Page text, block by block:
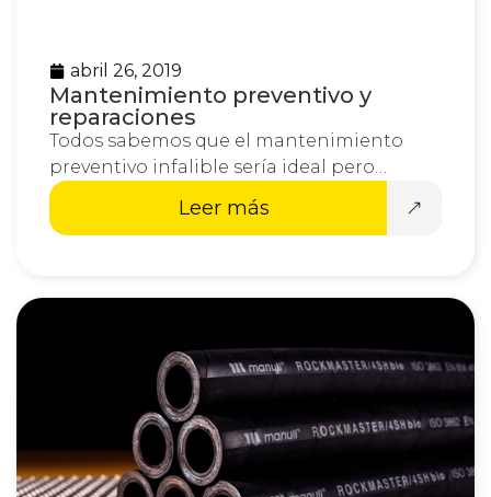
abril 26, 2019
Mantenimiento preventivo y
reparaciones
Todos sabemos que el mantenimiento
preventivo infalible sería ideal pero…
Leer más